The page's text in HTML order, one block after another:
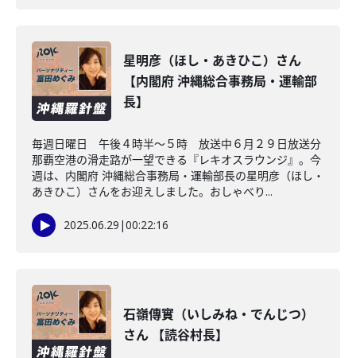
星明彦（ほし・あきひこ）さん
【内閣府 沖縄総合事務局・運輸部
長】
毎週日曜日 午後４時半～５時 放送中６月２９日放送分
那覇空港の滑走路が一望できる『レキオスラウンジ』。今
週は、内閣府 沖縄総合事務局・運輸部長の星明彦（ほし・
あきひこ）さんをお迎えしました。おしゃべり...
2025.06.29 |00:22:16
石嶺傳實（いしみね・でんじつ）
さん 【読谷村長】